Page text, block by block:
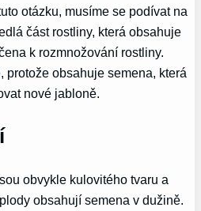
otázku, musíme se podívat na
část rostliny, která obsahuje
k rozmnožování rostliny.
protože obsahuje semena, která
nové jabloně.
obvykle kulovitého tvaru a
obsahují semena v dužině.